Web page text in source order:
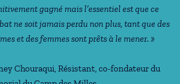
gagné mais l’essentiel est que ce
ne soit jamais perdu non plus, tant que des
et des femmes sont prêts à le mener. »
Chouraqui, Résistant, co-fondateur du